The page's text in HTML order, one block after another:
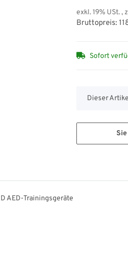
exkl. 19% USt. ,
Bruttopreis:
Sofort
x
Dieser
AED-Trainingsgeräte